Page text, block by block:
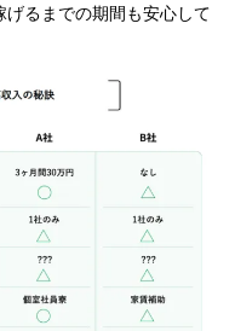
げるまでの期間も安心して